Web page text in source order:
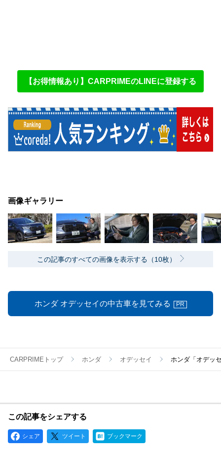
【お得情報あり】CARPRIMEのLINEに登録する
画像ギャラリー
この記事のすべての画像を表示する（10枚）
ホンダ オデッセイの中古車を見てみる PR
CARPRIMEトップ ホンダ オデッセイ ホンダ「オデッ
この記事をシェアする
シェア ツイート ブックマーク